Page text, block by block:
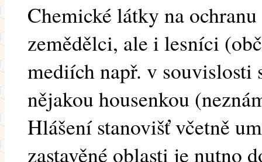
Chemické látky na
zemědělci, ale i lesníci
mediích např. v souvislosti
nějakou housenkou
Hlášení stanovišť včetně
zastavěné oblasti je nutno